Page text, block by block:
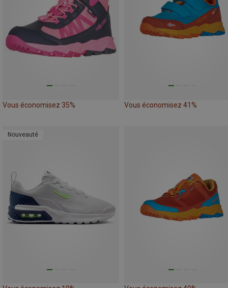
Vous économisez 35% Vous économisez 41%
Nouveauté